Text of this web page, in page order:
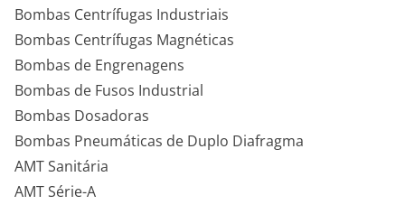
Bombas Centrífugas Industriais
Bombas Centrífugas Magnéticas
Bombas de Engrenagens
Bombas de Fusos Industrial
Bombas Dosadoras
Bombas Pneumáticas de Duplo Diafragma
AMT Sanitária
AMT Série-A